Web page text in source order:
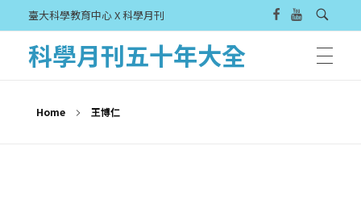
臺大科學教育中心 X 科學月刊
科學月刊五十年大全
Home 王博仁